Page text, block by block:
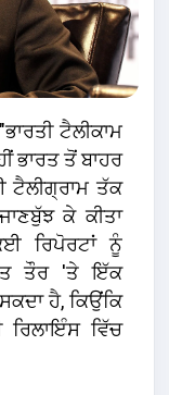
ਟੈਲੀਕਾਮ
ਭਾਰਤ ਤੋਂ ਬਾਹਰ
ਟੈਲੀਗ੍ਰਾਮ ਤੱਕ
ਕੇ ਕੀਤਾ
ਰਿਪੋਰਟਾਂ ਨੂੰ
ਤੌਰ 'ਤੇ ਇੱਕ
ਹੈ, ਕਿਉਂਕਿ
ਰਿਲਾਇੰਸ ਵਿੱਚ